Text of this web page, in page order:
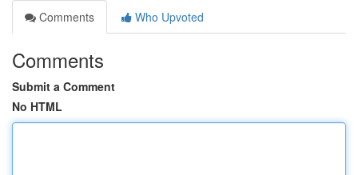
Comments
Who Upvoted
Comments
Submit a Comment
No HTML